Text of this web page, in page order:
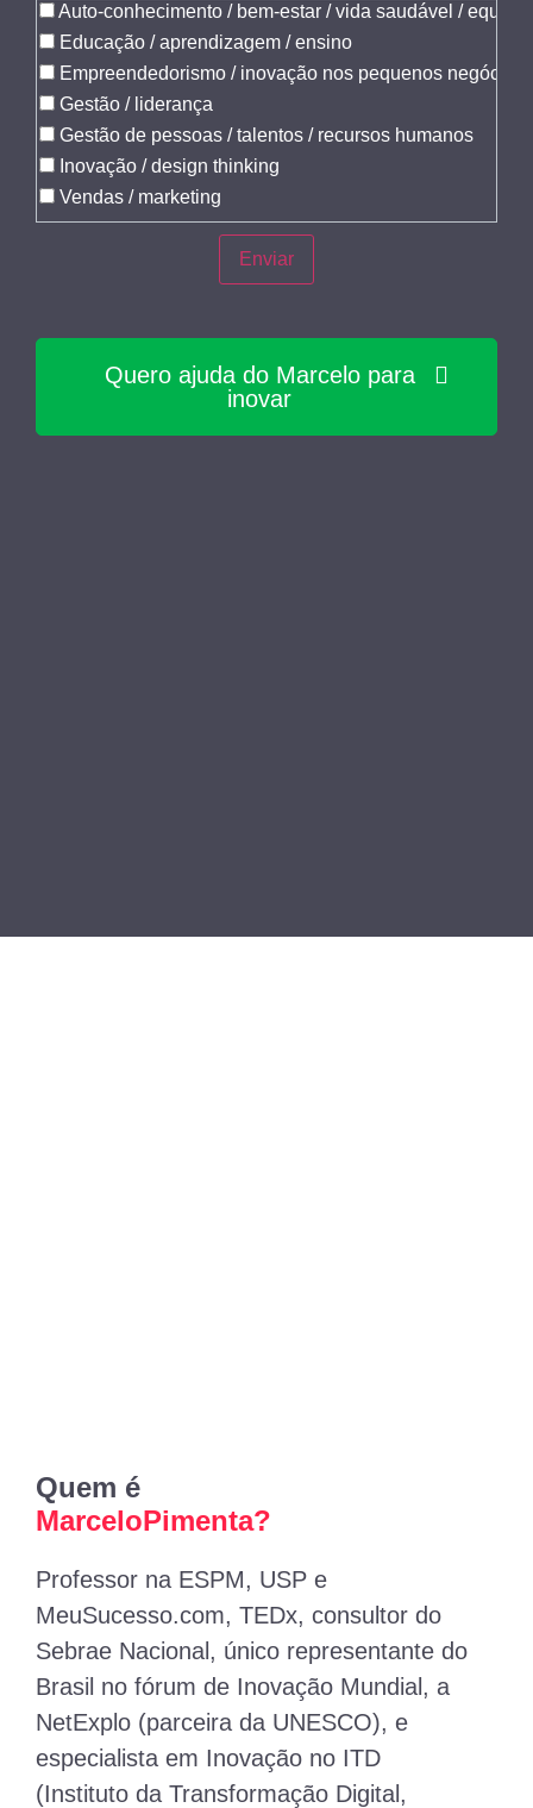
Auto-conhecimento / bem-estar / vida saudável /
Educação / aprendizagem / ensino
Empreendedorismo / inovação nos pequenos negócios
Gestão / liderança
Gestão de pessoas / talentos / recursos humanos
Inovação / design thinking
Vendas / marketing
Quero ajuda do Marcelo para
inovar
Quem é
MarceloPimenta?
Professor na ESPM, USP e
MeuSucesso.com, TEDx, consultor do
Sebrae Nacional, único representante do
Brasil no fórum de Inovação Mundial, a
NetExplo (parceira da UNESCO), e
especialista em Inovação no ITD
(Instituto da Transformação Digital,